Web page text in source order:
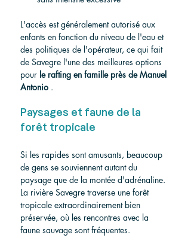
L'accès est généralement autorisé aux
enfants en fonction du niveau de l'eau et
des politiques de l'opérateur, ce qui fait
de Savegre l'une des meilleures options
pour le rafting en famille près de Manuel
Antonio .
Paysages et faune de la
forêt tropicale
Si les rapides sont amusants, beaucoup
de gens se souviennent autant du
paysage que de la montée d'adrénaline.
La rivière Savegre traverse une forêt
tropicale extraordinairement bien
préservée, où les rencontres avec la
faune sauvage sont fréquentes.